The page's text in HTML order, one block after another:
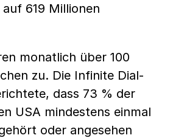
619 Millionen
monatlich über 100
zu. Die Infinite Dial-
dass 73 % der
USA mindestens einmal
oder angesehen